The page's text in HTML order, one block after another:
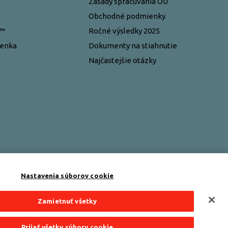
Obchodné podmienky
Ročné výsledky 2025
Dokumenty na stiahnutie
Najčastejšie otázky
Nastavenia súborov cookie
Zamietnuť všetky